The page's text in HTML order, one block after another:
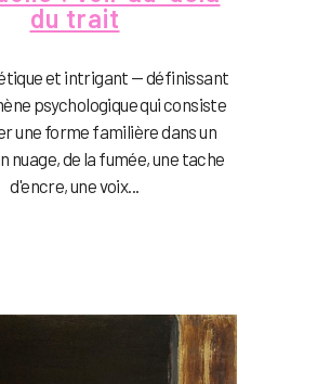
du trait
et intrigant — définissant
psychologique qui consiste
une forme familière dans un
nuage, de la fumée, une tache
d'encre, une voix...